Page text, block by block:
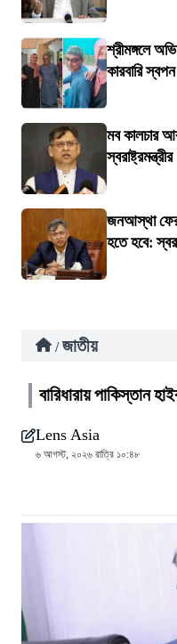
শ্রীমঙ্গলে
কারবারি স্বপন
মব কালচার
স্বরাষ্ট্রমন্ত্রীর
জনআস্থা
হতে হবে:
/ জাতীয়
বারিধারায় পাকিস্তান
Lens Asia
৬ আগস্ট, ২০২৬ রাত্রি ১০:৪৮